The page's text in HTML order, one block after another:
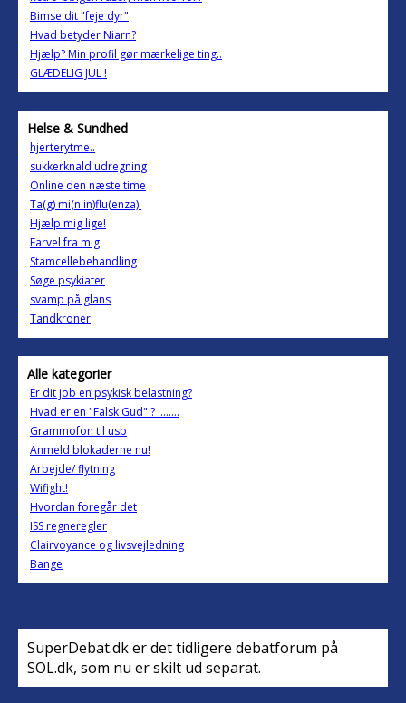
Bimse dit "feje dyr"
Hvad betyder Niarn?
Hjælp? Min profil gør mærkelige ting..
GLÆDELIG JUL !
Helse & Sundhed
hjerterytme..
sukkerknald udregning
Online den næste time
Ta(g) mi(n in)flu(enza).
Hjælp mig lige!
Farvel fra mig
Stamcellebehandling
Søge psykiater
svamp på glans
Tandkroner
Alle kategorier
Er dit job en psykisk belastning?
Hvad er en "Falsk Gud" ? ........
Grammofon til usb
Anmeld blokaderne nu!
Arbejde/ flytning
Wifight!
Hvordan foregår det
ISS regneregler
Clairvoyance og livsvejledning
Bange
SuperDebat.dk er det tidligere debatforum på
SOL.dk, som nu er skilt ud separat.